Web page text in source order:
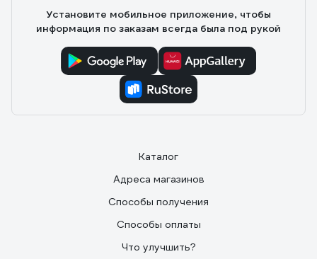
большая долговечность (гарантируется 20 лет
против 8 и 12 у Classic и Basic). Официально заявлено
отсутствие фталатов и тяжелых металлов (у многих
фирм нет вообще никакой информации).
Установите мобильное приложение, чтобы
информация по заказам всегда была под рукой
Каталог
Адреса магазинов
Способы получения
Способы оплаты
Что улучшить?